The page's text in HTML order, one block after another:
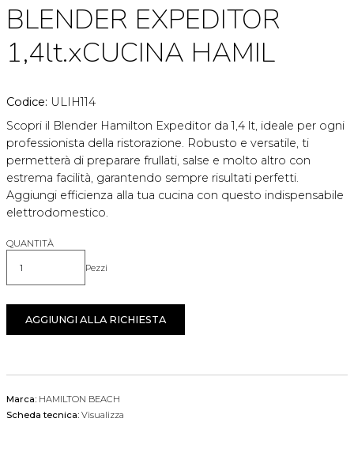
BLENDER EXPEDITOR
1,4lt.xCUCINA HAMIL
Codice: ULIH114
Scopri il Blender Hamilton Expeditor da 1,4 lt, ideale per ogni
professionista della ristorazione. Robusto e versatile, ti
permetterà di preparare frullati, salse e molto altro con
estrema facilità, garantendo sempre risultati perfetti.
Aggiungi efficienza alla tua cucina con questo indispensabile
elettrodomestico.
QUANTITÀ
Quantità Pezzi
AGGIUNGI ALLA RICHIESTA
Marca: HAMILTON BEACH
Scheda tecnica: Visualizza